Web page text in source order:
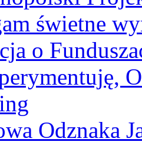
świetne
o
Odznaka